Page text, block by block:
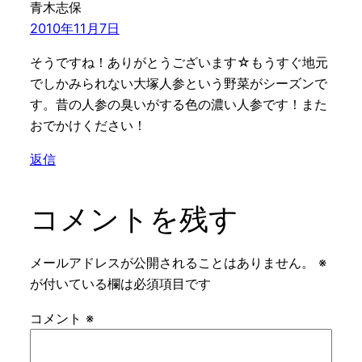
青木志保
2010年11月7日
そうですね！ありがとうございます☆もうすぐ地元
でしかみられない大塚人参という野菜がシーズンで
す。昔の人参の臭いがする色の濃い人参です！また
おでかけください！
返信
コメントを残す
メールアドレスが公開されることはありません。
※
が付いている欄は必須項目です
コメント ※